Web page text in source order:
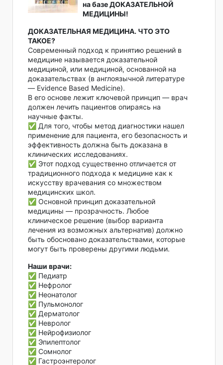
на базе ДОКАЗАТЕЛЬНОЙ
МЕДИЦИНЫ!
ДОКАЗАТЕЛЬНАЯ МЕДИЦИНА. ЧТО ЭТО
ТАКОЕ?
Современный подход к принятию решений в
медицине называется доказательной
медициной, или медициной, основанной на
доказательствах (в англоязычной литературе
— Evidence Based Medicine).
В его основе лежит ключевой принцип — врач
должен лечить пациентов опираясь на
научные факты.
✅ Для того, чтобы метод диагностики нашел
применение для пациента, его безопасность и
эффективность должна быть доказана в
клинических исследованиях.
✅ Этот подход существенно отличается от
традиционного подхода к медицине как к
искусству врачевания со множеством
медицинских школ.
✅ Основной принцип доказательной
медицины — прозрачность. Любое
клиническое решение (выбор варианта
лечения из возможных альтернатив) должно
быть обосновано доказательствами, которые
могут быть проверены другими людьми.
Наши врачи:
✅ Педиатр
✅ Нефролог
✅ Неонатолог
✅ Пульмонолог
✅ Дерматолог
✅ Невролог
✅ Нейрофизиолог
✅ Эпилептолог
✅ Сомнолог
✅ Гастроэнтеролог